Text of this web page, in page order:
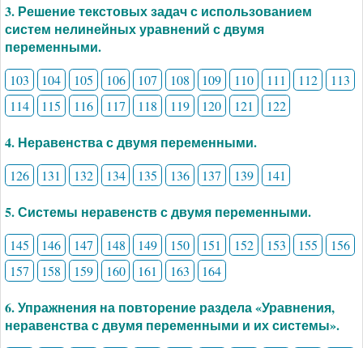
3. Решение текстовых задач с использованием
систем нелинейных уравнений с двумя
переменными.
103 104 105 106 107 108 109 110 111 112
113
114
115 116 117 118 119 120 121 122
4. Неравенства с двумя переменными.
126 131 132 134 135 136 137 139 141
5. Системы неравенств с двумя переменными.
145 146 147 148 149 150 151 152 153 155
156
157
158 159 160 161 163 164
6. Упражнения на повторение раздела «Уравнения,
неравенства с двумя переменными и их системы».